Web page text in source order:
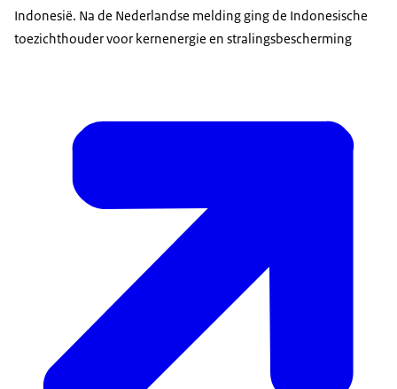
Indonesië. Na de Nederlandse melding ging de Indonesische
toezichthouder voor kernenergie en stralingsbescherming